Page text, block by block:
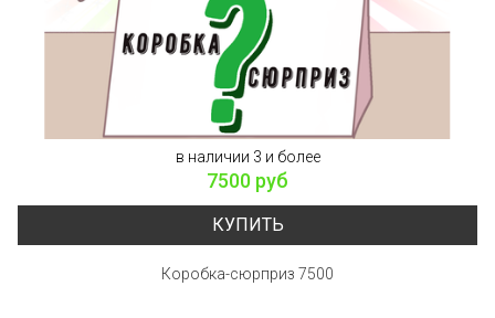
в наличии 3 и более
7500 руб
КУПИТЬ
Коробка-сюрприз 7500